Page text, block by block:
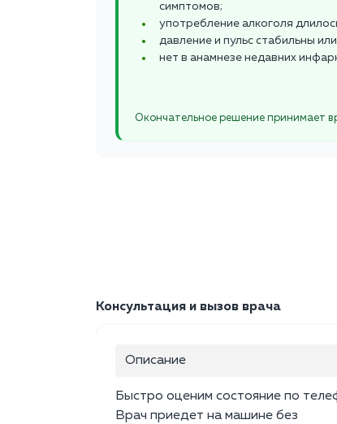
симптомов;
употребление алкоголя
давление и пульс стабильны
нет в анамнезе недавних
Окончательное решение принимает
Консультация и вызов врача
Описание
Быстро оценим состояние по
Врач приедет на машине без